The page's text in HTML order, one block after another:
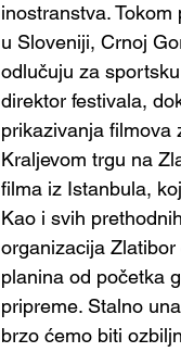
inostranstva.
u Sloveniji, Crnoj
odlučuju za
direktor festivala,
prikazivanja filmova
Kraljevom trgu na
filma iz Istanbula,
Kao i svih
organizacija
planina od početka
pripreme. Stalno
brzo ćemo biti